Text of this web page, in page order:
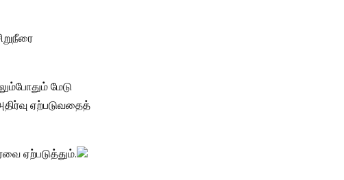
மேடு
ஏற்படுவதைத்
ஏற்படுத்தும்.